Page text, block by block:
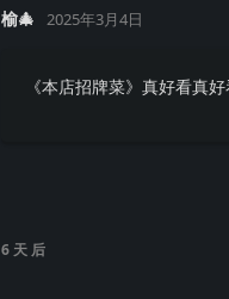
榆🎄 2025年3月4日
《本店招牌菜》真好看真
6 天 后